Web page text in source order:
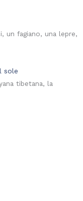
un fagiano, una lepre,
sole
tibetana, la